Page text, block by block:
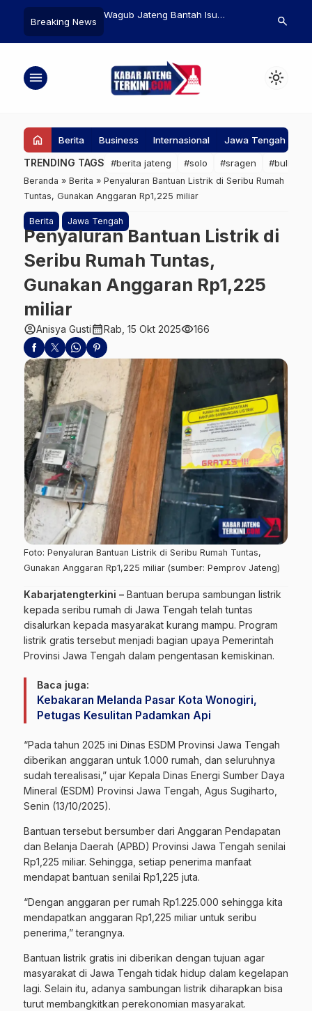
Breaking News
dan Budaya
Wagub Jateng Bantah Isu
Tahun 2027
Geger
Balasan
search
menu light_mode
home Berita Business Internasional Jawa Tengah
TRENDING TAGS #berita jateng #solo #sragen #bullying
Beranda » Berita » Penyaluran Bantuan Listrik di Seribu Rumah
Tuntas, Gunakan Anggaran Rp1,225 miliar
Berita Jawa Tengah
Penyaluran Bantuan Listrik di
Seribu Rumah Tuntas,
Gunakan Anggaran Rp1,225
miliar
account_circleAnisya Gusticalendar_monthRab, 15 Okt 2025visibility166
Foto: Penyaluran Bantuan Listrik di Seribu Rumah Tuntas,
Gunakan Anggaran Rp1,225 miliar (sumber: Pemprov Jateng)
Kabarjatengterkini – Bantuan berupa sambungan listrik
kepada seribu rumah di Jawa Tengah telah tuntas
disalurkan kepada masyarakat kurang mampu. Program
listrik gratis tersebut menjadi bagian upaya Pemerintah
Provinsi Jawa Tengah dalam pengentasan kemiskinan.
Baca juga:
Kebakaran Melanda Pasar Kota Wonogiri,
Petugas Kesulitan Padamkan Api
“Pada tahun 2025 ini Dinas ESDM Provinsi Jawa Tengah
diberikan anggaran untuk 1.000 rumah, dan seluruhnya
sudah terealisasi,” ujar Kepala Dinas Energi Sumber Daya
Mineral (ESDM) Provinsi Jawa Tengah, Agus Sugiharto,
Senin (13/10/2025).
Bantuan tersebut bersumber dari Anggaran Pendapatan
dan Belanja Daerah (APBD) Provinsi Jawa Tengah senilai
Rp1,225 miliar. Sehingga, setiap penerima manfaat
mendapat bantuan senilai Rp1,225 juta.
“Dengan anggaran per rumah Rp1.225.000 sehingga kita
mendapatkan anggaran Rp1,225 miliar untuk seribu
penerima,” terangnya.
Bantuan listrik gratis ini diberikan dengan tujuan agar
masyarakat di Jawa Tengah tidak hidup dalam kegelapan
lagi. Selain itu, adanya sambungan listrik diharapkan bisa
turut membangkitkan perekonomian masyarakat.